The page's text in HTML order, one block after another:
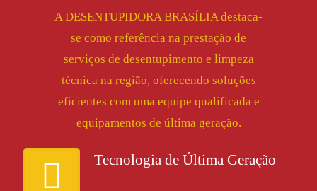
A DESENTUPIDORA BRASÍLIA destaca-
se como referência na prestação de
serviços de desentupimento e limpeza
técnica na região, oferecendo soluções
eficientes com uma equipe qualificada e
equipamentos de última geração.
Tecnologia de Última Geração